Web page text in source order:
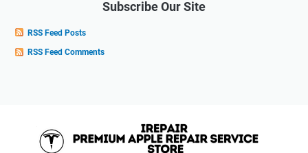
Subscribe Our Site
RSS Feed Posts
RSS Feed Comments